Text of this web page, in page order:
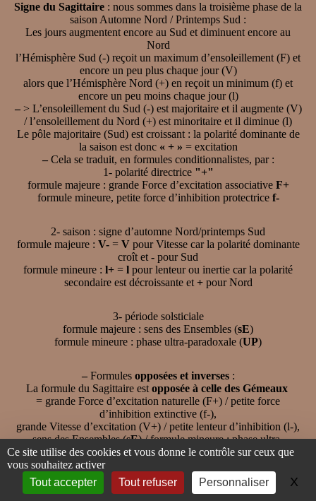
Signe du Sagittaire : nous sommes dans la troisième phase de la
saison Automne Nord / Printemps Sud :
Les jours augmentent encore au Sud et diminuent encore au
Nord
l’Hémisphère Sud (-) reçoit un maximum d’ensoleillement (F) et
encore un peu plus chaque jour (V)
alors que l’Hémisphère Nord (+) en reçoit un minimum (f) et
encore un peu moins chaque jour (l)
–> L’ensoleillement du Sud (-) est majoritaire et il augmente (V)
/ l’ensoleillement du Nord (+) est minoritaire et il diminue (l)
Le pôle majoritaire (Sud) est croissant : la polarité dominante de
la saison est donc « + » = excitation
–Cela se traduit, en formules conditionnalistes, par :
1- polarité directrice "+"
formule majeure : grande Force d’excitation associative F+
formule mineure, petite force d’inhibition protectrice f-
2- saison : signe d’automne Nord/printemps Sud
formule majeure : V-= Vpour Vitesse car la polarité dominante
croît et - pour Sud
formule mineure : l+ = l pour lenteur ou inertie car la polarité
secondaire est décroissante et +pour Nord
3- période solsticiale
formule majeure : sens des Ensembles (sE)
formule mineure : phase ultra-paradoxale (UP)
–Formules opposées et inverses:
La formule du Sagittaire est opposée à celle des Gémeaux
= grande Force d’excitation naturelle (F+) / petite force
d’inhibition extinctive (f-),
grande Vitesse d’excitation (V+) / petite lenteur d’inhibition (l-),
sens des Ensembles (sE) / formule mineure : phase ultra-
paradoxale (UP)
et
inverse de celle du Cancer
Ce site utilise des cookies et vous donne le contrôle sur ceux que
vous souhaitez activer
Tout accepter
Tout refuser Personnaliser X